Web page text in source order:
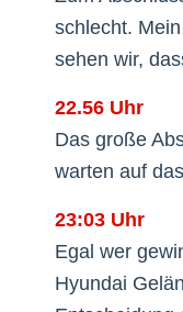
schlecht.
sehen wir,
22.56 Uhr
Das große
warten auf
23:03 Uhr
Egal wer
Hyundai